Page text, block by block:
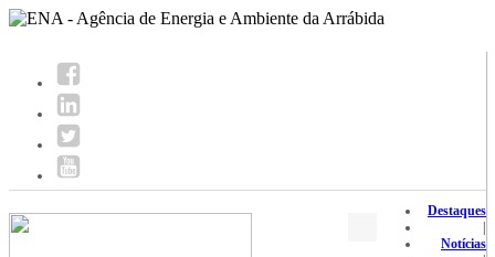
Destaques
Notícias